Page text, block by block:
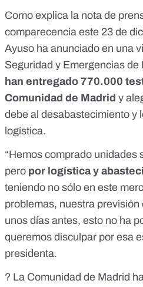
Como explica la nota de
comparecencia este 23 de
Ayuso ha anunciado en una
Seguridad y Emergencias de
han entregado 770.000
Comunidad de Madrid y
debe al desabastecimiento y
logística.
“Hemos comprado unidades
pero por logística y
teniendo no sólo en este
problemas, nuestra
unos días antes, esto no ha
queremos disculpar por esa
presidenta.
? La Comunidad de Madrid